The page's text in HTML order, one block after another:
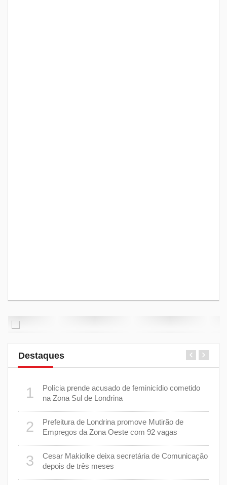
Destaques
1
Polícia prende acusado de feminicídio cometido
na Zona Sul de Londrina
2
Prefeitura de Londrina promove Mutirão de
Empregos da Zona Oeste com 92 vagas
3
Cesar Makiolke deixa secretária de Comunicação
depois de três meses